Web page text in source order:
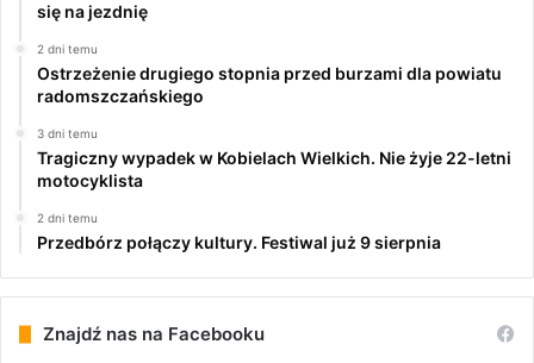
się na jezdnię
2 dni temu
Ostrzeżenie drugiego stopnia przed burzami dla powiatu
radomszczańskiego
3 dni temu
Tragiczny wypadek w Kobielach Wielkich. Nie żyje 22-letni
motocyklista
2 dni temu
Przedbórz połączy kultury. Festiwal już 9 sierpnia
Znajdź nas na Facebooku